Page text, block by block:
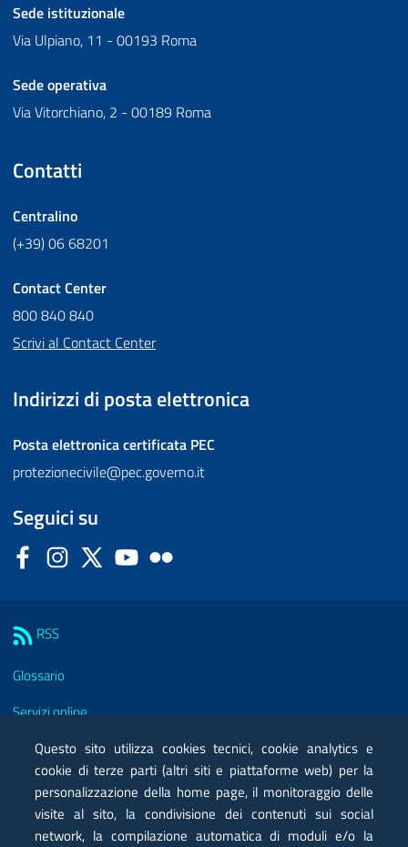
Sede istituzionale
Via Ulpiano, 11 - 00193 Roma
Sede operativa
Via Vitorchiano, 2 - 00189 Roma
Contatti
Centralino
(+39) 06 68201
Contact Center
800 840 840
Scrivi al Contact Center
Indirizzi di posta elettronica
Posta elettronica certificata PEC
protezionecivile@pec.governo.it
Seguici su
FacebookInstagram
Twitter YouTube
RSS
Glossario
Servizi online
Moduli
Posta elettronica certificata PEC
Privacy
Questo sito utilizza cookies tecnici, cookie analytics e
cookie di terze parti (altri siti e piattaforme web) per la
personalizzazione della home page, il monitoraggio delle
visite al sito, la condivisione dei contenuti sui social
network, la compilazione automatica di moduli e/o la